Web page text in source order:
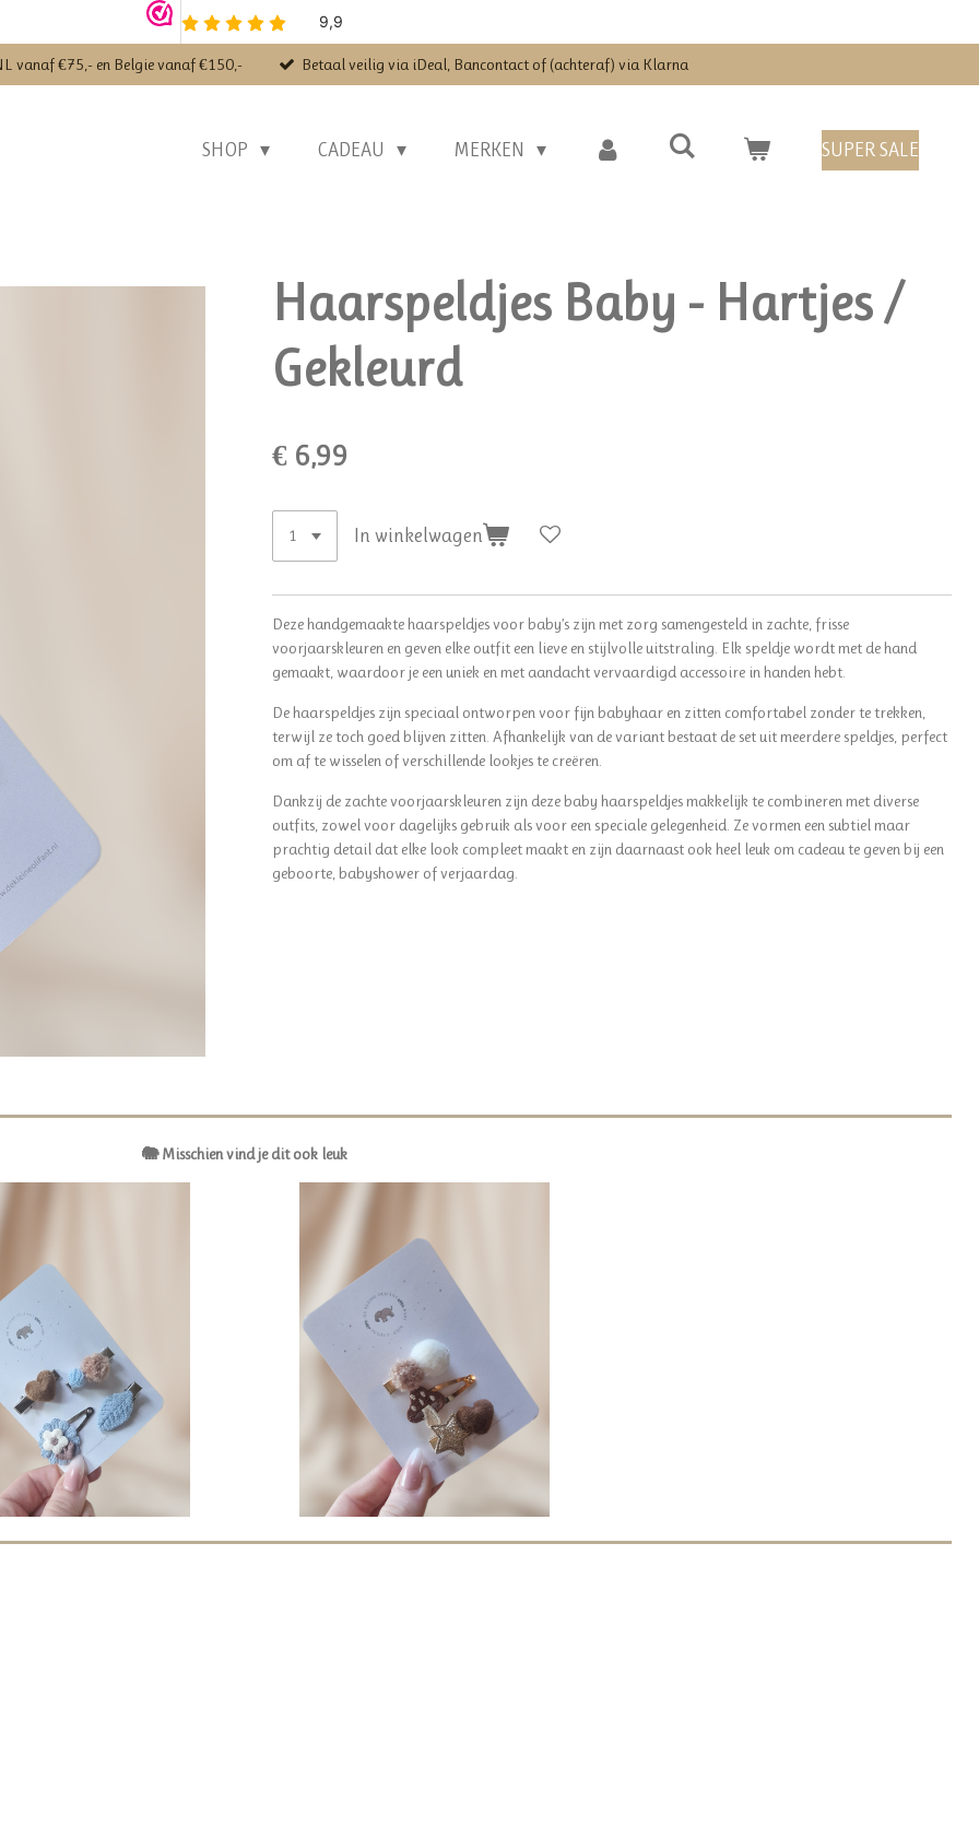
vanaf €75,- en Belgie vanaf €150,- Betaal veilig via iDeal, Bancontact of (achteraf) via Klarna
SHOP CADEAU MERKEN SUPER SALE
Haarspeldjes Baby - Hartjes /
Gekleurd
€ 6,99
In winkelwagen
Deze handgemaakte haarspeldjes voor baby’s zijn met zorg samengesteld in zachte, frisse
voorjaarskleuren en geven elke outfit een lieve en stijlvolle uitstraling. Elk speldje wordt met de hand
gemaakt, waardoor je een uniek en met aandacht vervaardigd accessoire in handen hebt.
De haarspeldjes zijn speciaal ontworpen voor fijn babyhaar en zitten comfortabel zonder te trekken,
terwijl ze toch goed blijven zitten. Afhankelijk van de variant bestaat de set uit meerdere speldjes, perfect
om af te wisselen of verschillende lookjes te creëren.
Dankzij de zachte voorjaarskleuren zijn deze baby haarspeldjes makkelijk te combineren met diverse
outfits, zowel voor dagelijks gebruik als voor een speciale gelegenheid. Ze vormen een subtiel maar
prachtig detail dat elke look compleet maakt en zijn daarnaast ook heel leuk om cadeau te geven bij een
geboorte, babyshower of verjaardag.
🐘 Misschien vind je dit ook leuk